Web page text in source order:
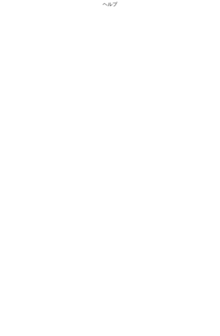
ヘルプ